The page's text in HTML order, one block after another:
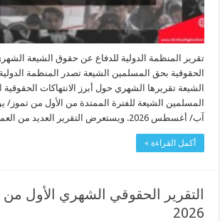
تقرير المنظمة الدولية للدفاع عن حقوق الشيعة
الحقوقية بحق المسلمين الشيعة تصدر المنظمة
الشيعة تقريرها الشهري حول أبرز الانتهاكات
المسلمين الشيعة للفترة الممتدة من الأول من تموز/
آب/ أغسطس 2026. ويستعرض التقرير العديد من العمليات …
أكمل القراءة »
التقرير الحقوقي الشهري الأول من
2026